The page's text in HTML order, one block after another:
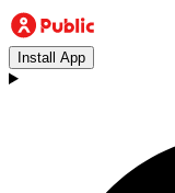
Install App